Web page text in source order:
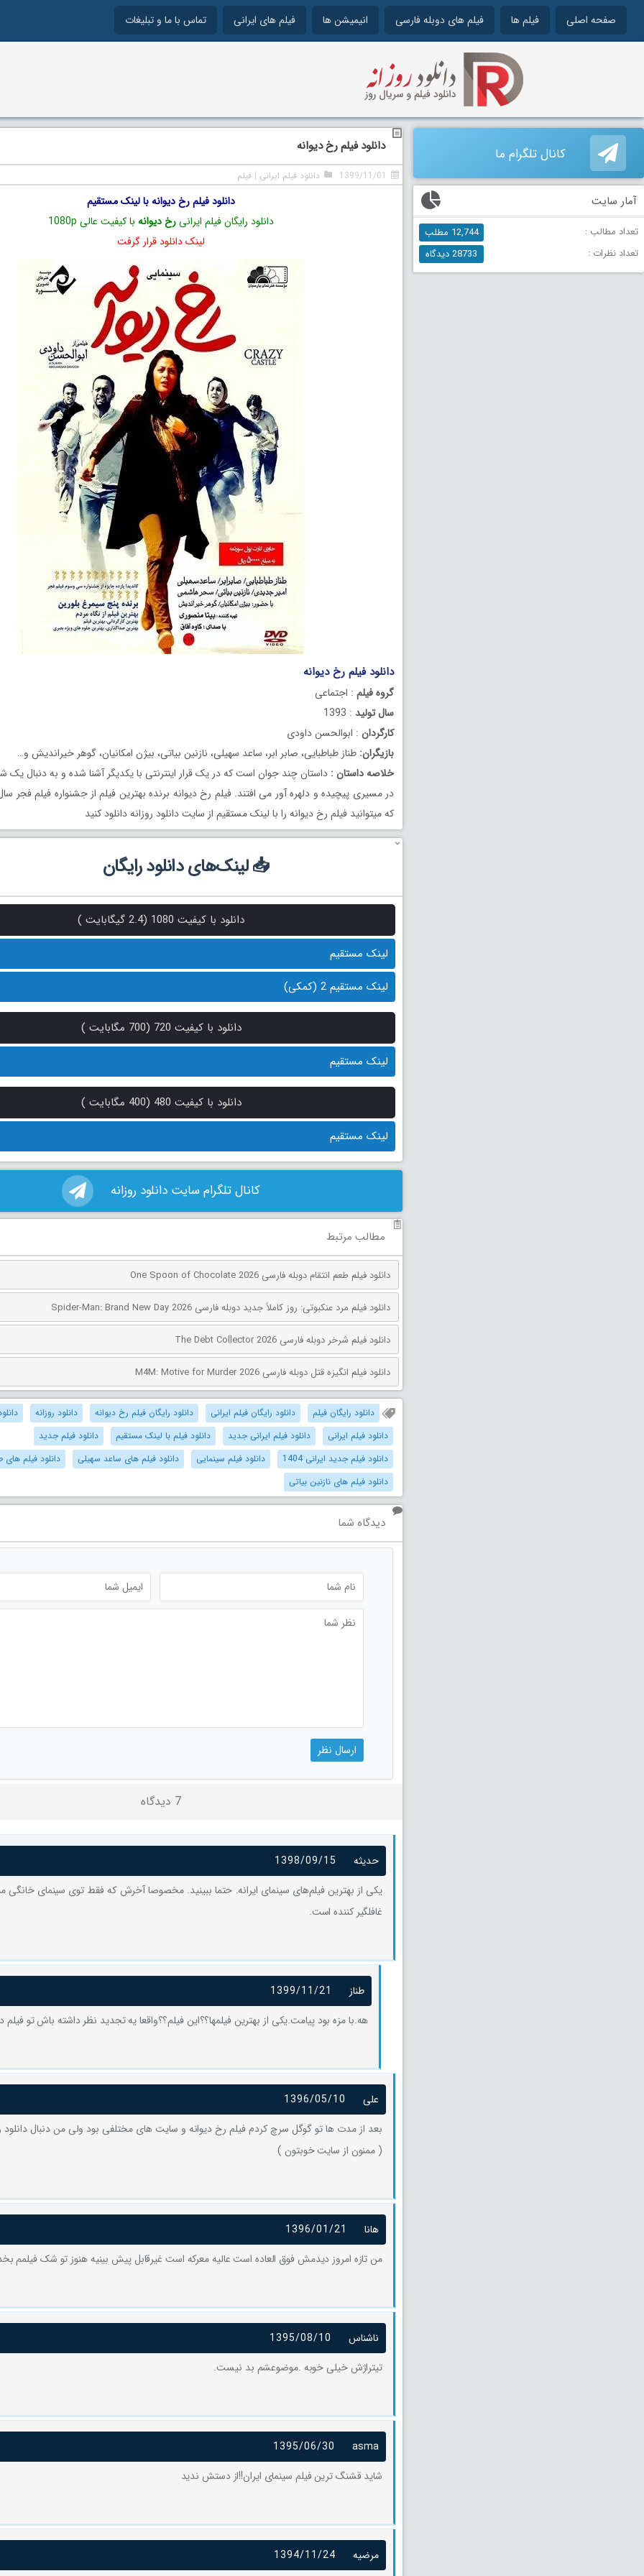
صفحه اصلی فیلم ها فیلم های دوبله فارسی انیمیشن ها فیلم های ایرانی تماس با ما و تبلیغات
دانلود فیلم رخ دیوانه
1399/11/01 دانلود فیلم ایرانی | فیلم
دانلود فیلم رخ دیوانه با لینک مستقیم
دانلود رایگان فیلم ایرانیرخ دیوانه با کیفیت عالی 1080p
لینک دانلود قرار گرفت
دانلود فیلم رخ دیوانه
گروه فیلم : اجتماعی
سال تولید : 1393
کارگردان : ابوالحسن داودی
بازیگران: طناز طباطبایی، صابر ابر، ساعد سهیلی، نازنین بیاتی، بیژن امکانیان، گوهر خیراندیش و…
خلاصه داستان : داستان چند جوان است که در یک قرار اینترنتی با یکدیگر آشنا شده و به دنبال
که میتوانید فیلم رخ دیوانه را با لینک مستقیم از سایت دانلود روزانه دانلود کنید
📥 لینک‌های دانلود رایگان
دانلود با کیفیت 1080 (2.4 گیگابایت )
لینک مستقیم
لینک مستقیم 2 (کمکی)
دانلود با کیفیت 720 (700 مگابایت )
لینک مستقیم
دانلود با کیفیت 480 (400 مگابایت )
لینک مستقیم
کانال تلگرام سایت دانلود روزانه
مطالب مرتبط
دانلود فیلم طعم انتقام دوبله فارسی One Spoon of Chocolate 2026
دانلود فیلم مرد عنکبوتی: روز کاملاً جدید دوبله فارسی Spider-Man: Brand New Day 2026
دانلود فیلم شرخر دوبله فارسی The Debt Collector 2026
دانلود فیلم انگیزه قتل دوبله فارسی M4M: Motive for Murder 2026
دانلود رایگان فیلم دانلود رایگان فیلم ایرانی دانلود رایگان فیلم رخ دیوانه دانلود روزانه
دانلود فیلم ایرانی
دانلود فیلم ایرانی جدید دانلود فیلم با لینک مستقیم
دانلود فیلم جدید
دانلود فیلم جدید ایرانی 1404
دانلود فیلم سینمایی دانلود فیلم های ساعد سهیلی
دانلود فیلم های
دانلود فیلم های نازنین بیاتی
دیدگاه شما
7 دیدگاه
حدیثه
1398/09/15
یکی از بهترین فیلم‌های سینمای ایرانه. حتما ببینید. مخصوصا آخرش که فقط توی سینمای خانگی
غافلگیر کننده است.
طناز
1399/11/21
هه.با مزه بود پیامت.یکی از بهترین فیلمها؟؟این فیلم؟؟واقعا یه تجدید نظر داشته باش تو فیلم
علی
1396/05/10
بعد از مدت ها تو گوگل سرچ کردم فیلم رخ دیوانه و سایت های مختلفی بود ولی من دنبال
( ممنون از سایت خوبتون )
هانا
1396/01/21
من تازه امروز دیدمش فوق العاده است عالیه معرکه است غیرقابل پیش بینیه هنوز تو شک فیلمم
ناشناس
1395/08/10
تیتراژش خیلی خوبه .موضوعشم بد نیست.
asma
1395/06/30
شاید قشنگ ترین فیلم سینمای ایران!!از دستش ندید
مرضیه 1394/11/24
کانال تلگرام ما
آمار سایت
تعداد مطالب :
12,744 مطلب
تعداد نظرات :
28733 دیدگاه